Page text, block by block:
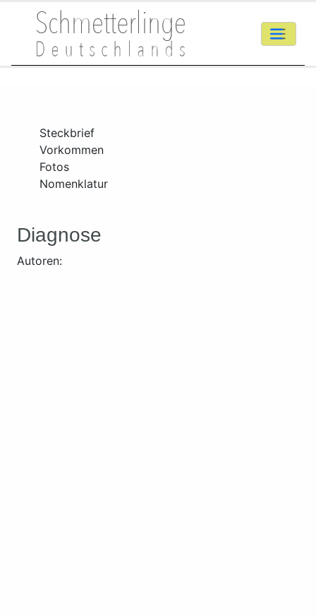
Steckbrief
Vorkommen
Fotos
Nomenklatur
Diagnose
Autoren: